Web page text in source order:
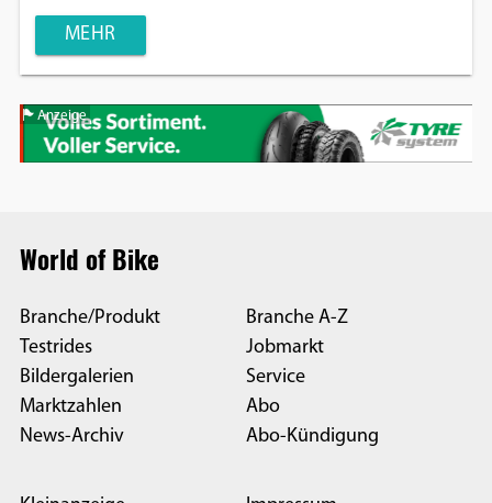
MEHR
Anzeige
World of Bike
Branche/Produkt
Testrides
Bildergalerien
Marktzahlen
News-Archiv
Branche A-Z
Jobmarkt
Service
Abo
Abo-Kündigung